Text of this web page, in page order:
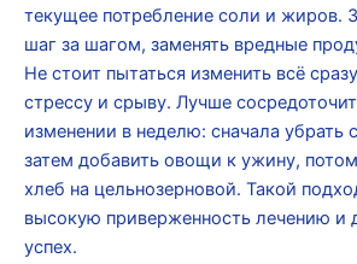
текущее потребление соли и жиров.
шаг за шагом, заменять вредные
Не стоит пытаться изменить всё
стрессу и срыву. Лучше
изменении в неделю: сначала убрать
затем добавить овощи к ужину,
хлеб на цельнозерновой. Такой
высокую приверженность лечению и
успех.